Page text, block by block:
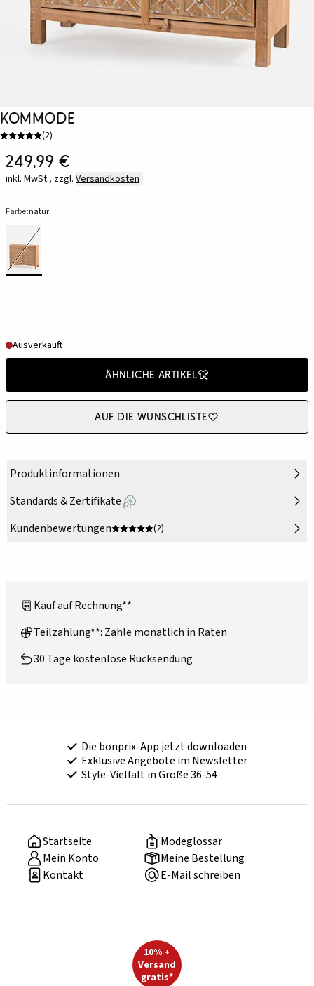
Kommode
(2)
249,99 €
inkl. MwSt., zzgl. Versandkosten
Farbe:natur
Ausverkauft
Ähnliche Artikel
Auf die Wunschliste
Produktinformationen
Standards & Zertifikate
Kundenbewertungen
(2)
Kauf auf Rechnung**
Teilzahlung**: Zahle monatlich in Raten
30 Tage kostenlose Rücksendung
Die bonprix-App jetzt downloaden
Exklusive Angebote im Newsletter
Style-Vielfalt in Größe 36-54
Startseite
Modeglossar
Mein Konto
Meine Bestellung
Kontakt
E-Mail schreiben
10% +
Versand
gratis*